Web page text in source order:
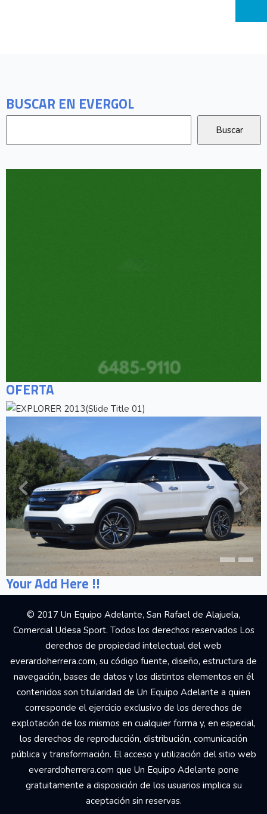
BUSCAR EN EVERGOL
OFERTA
Your Add Here !!
© 2017 Un Equipo Adelante, San Rafael de Alajuela,
Comercial Udesa Sport. Todos los derechos reservados Los
derechos de propiedad intelectual del web
everardoherrera.com, su código fuente, diseño, estructura de
navegación, bases de datos y los distintos elementos en él
contenidos son titularidad de Un Equipo Adelante a quien
corresponde el ejercicio exclusivo de los derechos de
explotación de los mismos en cualquier forma y, en especial,
los derechos de reproducción, distribución, comunicación
pública y transformación. El acceso y utilización del sitio web
everardoherrera.com que Un Equipo Adelante pone
gratuitamente a disposición de los usuarios implica su
aceptación sin reservas.